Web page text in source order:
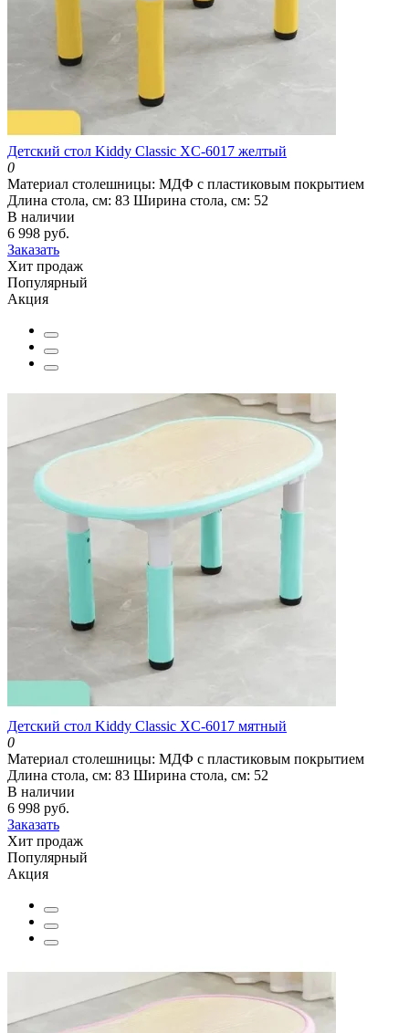
Детский стол Kiddy Classic XC-6017 желтый
0
Материал столешницы: МДФ с пластиковым покрытием
Длина стола, см: 83 Ширина стола, см: 52
В наличии
6 998 руб.
Заказать
Хит продаж
Популярный
Акция
Детский стол Kiddy Classic XC-6017 мятный
0
Материал столешницы: МДФ с пластиковым покрытием
Длина стола, см: 83 Ширина стола, см: 52
В наличии
6 998 руб.
Заказать
Хит продаж
Популярный
Акция